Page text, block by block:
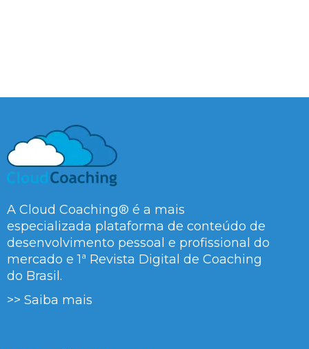
A Cloud Coaching® é a mais
especializada plataforma de conteúdo de
desenvolvimento pessoal e profissional do
mercado e 1ª Revista Digital de Coaching
do Brasil.
>> Saiba mais